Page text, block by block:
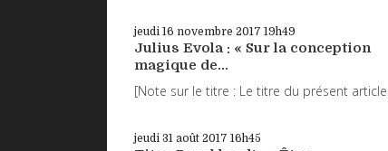
jeudi 16 novembre 2017 19h49
Julius Evola : « Sur la conception
magique de...
[Note sur le titre : Le titre du présent article...
jeudi 31 août 2017 16h45